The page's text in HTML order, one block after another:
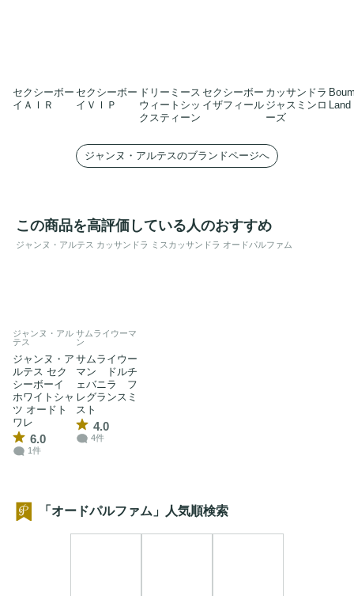
セクシーボー
イＡＩＲ
セクシーボー
イＶＩＰ
ドリーミース
ウィートシッ
クスティーン
セクシーボー
イザフィール
カッサンドラ
ジャスミンロ
ーズ
Land
ジャンヌ・アルテスのブランドページへ
この商品を高評価している人のおすすめ
ジャンヌ・アルテス カッサンドラ ミスカッサンドラ オードパルファム
ジャンヌ・アル
テス
ジャンヌ・ア
ルテス セク
シーボーイ
ホワイトシャ
ツ オードト
ワレ
6.0
1件
サムライウーマ
ン
サムライウー
マン ドルチ
ェバニラ フ
レグランスミ
スト
4.0
4件
「オードパルファム」人気順検索